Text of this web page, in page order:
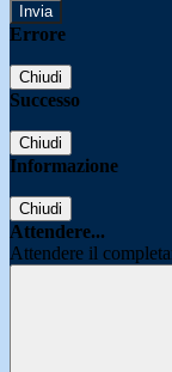
Errore
Chiudi
Successo
Chiudi
Informazione
Chiudi
Attendere...
Attendere il